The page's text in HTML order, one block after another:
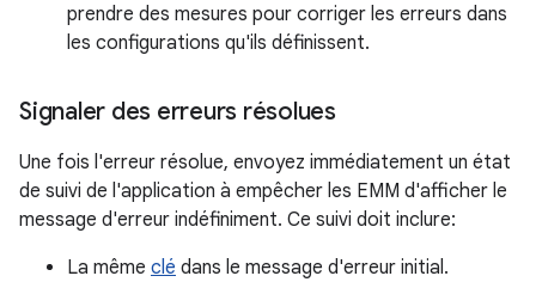
prendre des mesures pour corriger les erreurs dans
les configurations qu'ils définissent.
Signaler des erreurs résolues
Une fois l'erreur résolue, envoyez immédiatement un état
de suivi de l'application à empêcher les EMM d'afficher le
message d'erreur indéfiniment. Ce suivi doit inclure:
La même clé dans le message d'erreur initial.